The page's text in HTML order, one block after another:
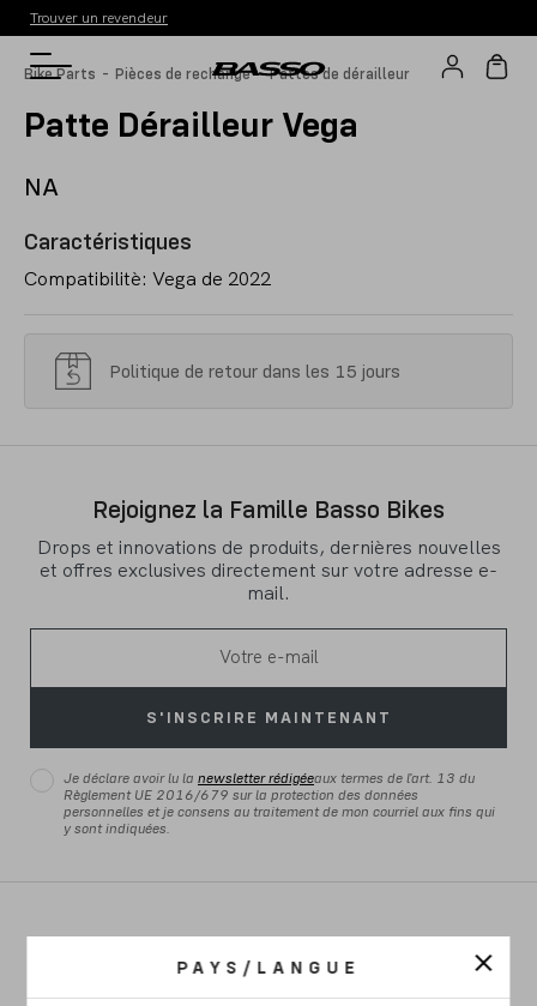
PAYS/LANGUE
Trouver un revendeur
Bike Parts - Pièces de rechange - Pattes de dérailleur
Patte Dérailleur Vega
NA
Caractéristiques
Compatibilitè: Vega de 2022
Politique de retour dans les 15 jours
Rejoignez la Famille Basso Bikes
Drops et innovations de produits, dernières nouvelles
et offres exclusives directement sur votre adresse e-
mail.
S'INSCRIRE MAINTENANT
Je déclare avoir lu la newsletter rédigéeaux termes de l'art. 13 du
Règlement UE 2016/679 sur la protection des données
personnelles et je consens au traitement de mon courriel aux fins qui
y sont indiquées.
ROUTE